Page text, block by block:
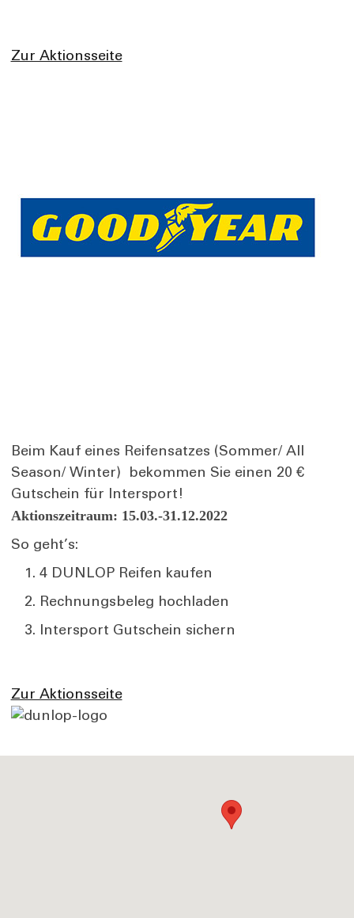
Zur Aktionsseite
Beim Kauf eines Reifensatzes (Sommer/ All
Season/ Winter) bekommen Sie einen 20 €
Gutschein für Intersport!
Aktionszeitraum: 15.03.-31.12.2022
So geht’s:
4 DUNLOP Reifen kaufen
Rechnungsbeleg hochladen
Intersport Gutschein sichern
Zur Aktionsseite